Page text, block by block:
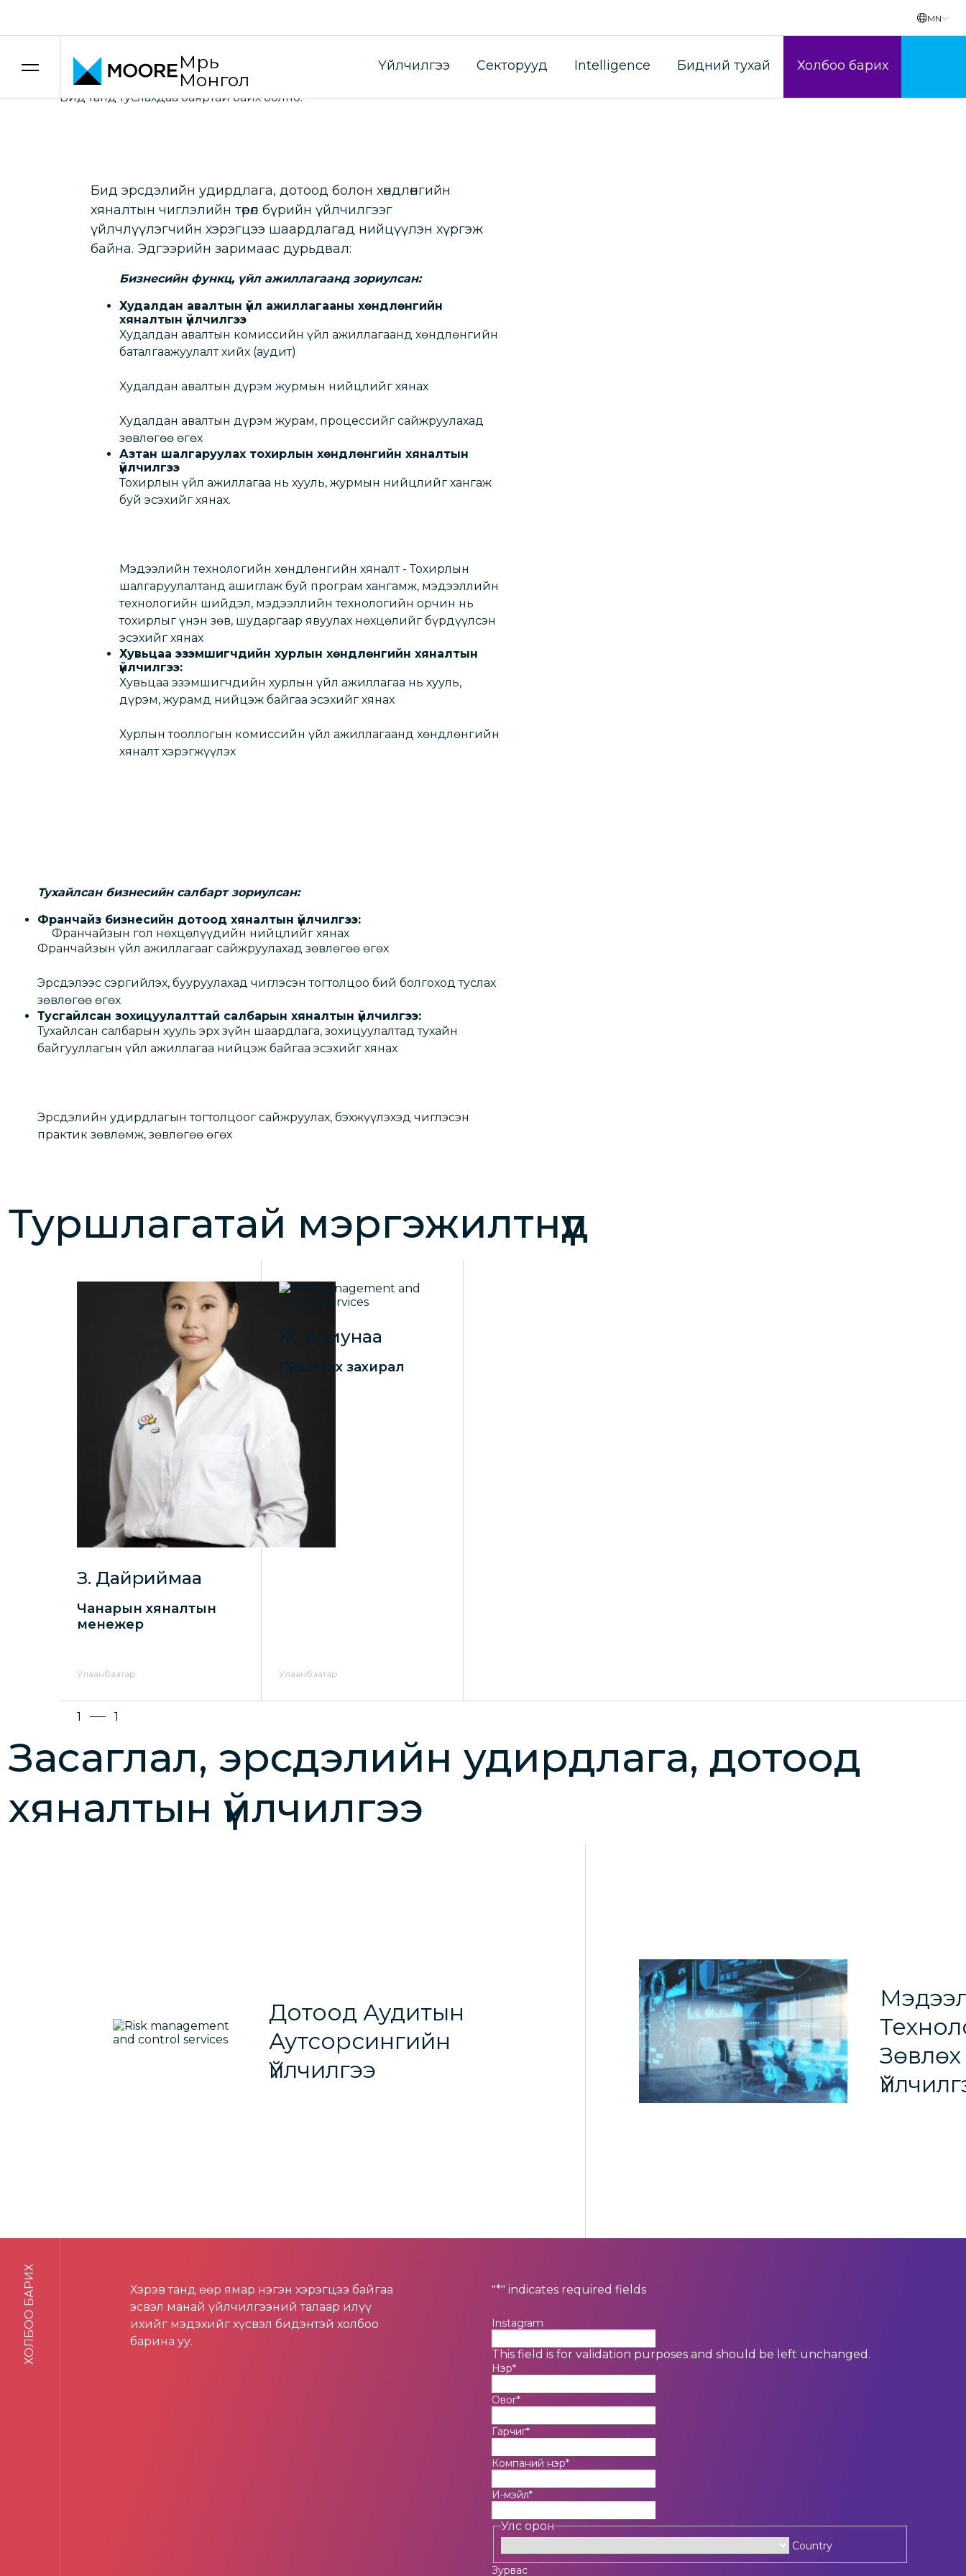
MN
Мүүрь
Монгол
Үйлчилгээ Секторууд Intelligence Бидний тухай Холбоо барих
Эрсдэлийн удирдлага, хяналтын
Бид танд туслахдаа баяртай байх болно!
Бид эрсдэлийн удирдлага, дотоод болон хөндлөнгийн
хяналтын чиглэлийн төрөл бүрийн үйлчилгээг
үйлчлүүлэгчийн хэрэгцээ шаардлагад нийцүүлэн хүргэж
байна. Эдгээрийн заримаас дурьдвал:
Бизнесийн функц, үйл ажиллагаанд зориулсан:
Худалдан авалтын үйл ажиллагааны хөндлөнгийн
хяналтын үйлчилгээ
Худалдан авалтын комиссийн үйл ажиллагаанд хөндлөнгийн
баталгаажуулалт хийх (аудит)
Худалдан авалтын дүрэм журмын нийцлийг хянах
Худалдан авалтын дүрэм журам, процессийг сайжруулахад
зөвлөгөө өгөх
Азтан шалгаруулах тохирлын хөндлөнгийн хяналтын
үйлчилгээ
Тохирлын үйл ажиллагаа нь хууль, журмын нийцлийг хангаж
буй эсэхийг хянах.
Мэдээлийн технологийн хөндлөнгийн хяналт - Тохирлын
шалгаруулалтанд ашиглаж буй програм хангамж, мэдээллийн
технологийн шийдэл, мэдээллийн технологийн орчин нь
тохирлыг үнэн зөв, шударгаар явуулах нөхцөлийг бүрдүүлсэн
эсэхийг хянах
Хувьцаа эзэмшигчдийн хурлын хөндлөнгийн хяналтын
үйлчилгээ:
Хувьцаа эзэмшигчдийн хурлын үйл ажиллагаа нь хууль,
дүрэм, журамд нийцэж байгаа эсэхийг хянах
Хурлын тооллогын комиссийн үйл ажиллагаанд хөндлөнгийн
хяналт хэрэгжүүлэх
Тухайлсан бизнесийн салбарт зориулсан:
Франчайз бизнесийн дотоод хяналтын үйлчилгээ:
Франчайзын гол нөхцөлүүдийн нийцлийг хянах
Франчайзын үйл ажиллагааг сайжруулахад зөвлөгөө өгөх
Эрсдэлээс сэргийлэх, бууруулахад чиглэсэн тогтолцоо бий болгоход туслах
зөвлөгөө өгөх
Тусгайлсан зохицуулалттай салбарын хяналтын үйлчилгээ:
Тухайлсан салбарын хууль эрх зүйн шаардлага, зохицуулалтад тухайн
байгууллагын үйл ажиллагаа нийцэж байгаа эсэхийг хянах
Эрсдэлийн удирдлагын тогтолцоог сайжруулах, бэхжүүлэхэд чиглэсэн
практик зөвлөмж, зөвлөгөө өгөх
Туршлагатай мэргэжилтнүүд
З. Дайриймаа
Чанарын хяналтын
менежер
Улаанбаатар
Ж. Ариунаа
Гүйцэтгэх захирал
Улаанбаатар
1 1
Засаглал, эрсдэлийн удирдлага, дотоод
хяналтын үйлчилгээ
Дотоод Аудитын
Аутсорсингийн
Үйлчилгээ
Зөвлөх
ХОЛБОО БАРИХ
Хэрэв танд өөр ямар нэгэн хэрэгцээ байгаа
эсвэл манай үйлчилгээний талаар илүү
ихийг мэдэхийг хүсвэл бидэнтэй холбоо
барина уу.
"*" indicates required fields
Instagram
This field is for validation purposes and should be left unchanged.
Нэр*
Овог*
Гарчиг*
Компаний нэр*
И-мэйл*
Улс орон
Country
Зурвас